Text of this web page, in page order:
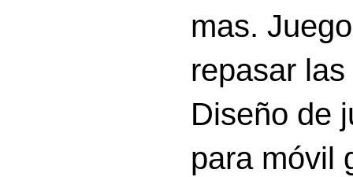
mas.
repasar
Diseño de
para móvil